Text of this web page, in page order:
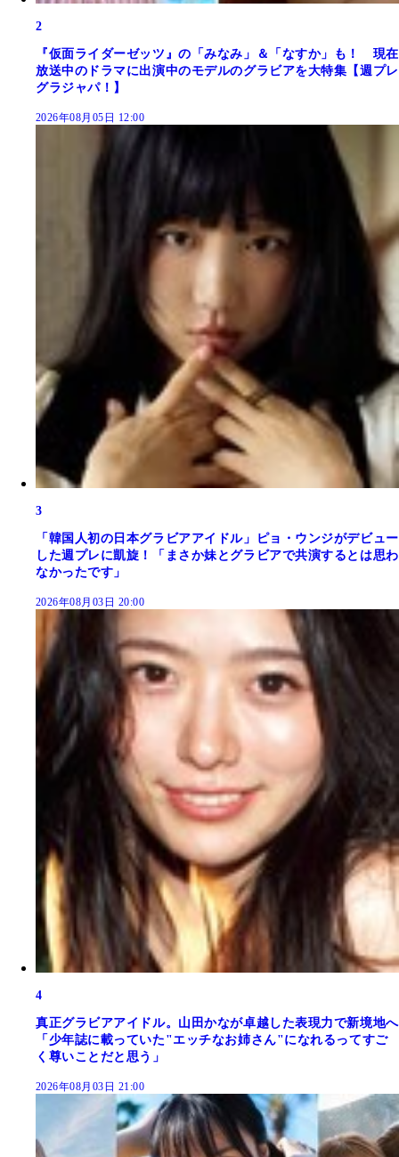
2
『仮面ライダーゼッツ』の「みなみ」＆「なすか」も！ 現在
放送中のドラマに出演中のモデルのグラビアを大特集【週プレ
グラジャパ！】
2026年08月05日 12:00
3
「韓国人初の日本グラビアアイドル」ピョ・ウンジがデビュー
した週プレに凱旋！「まさか妹とグラビアで共演するとは思わ
なかったです」
2026年08月03日 20:00
4
真正グラビアアイドル。山田かなが卓越した表現力で新境地へ
「少年誌に載っていた"エッチなお姉さん"になれるってすご
く尊いことだと思う」
2026年08月03日 21:00